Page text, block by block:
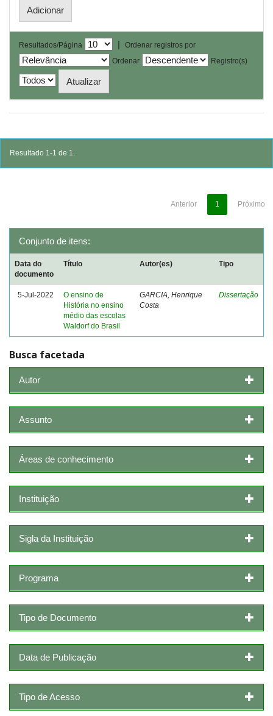
Resultados/Página |
Ordenar registros por
Ordenar
Registro(s)
Resultado 1-1 de 1.
Anterior 1 Próximo
Conjunto de itens:
Data do
documento
Título Autor(es) Tipo
5-Jul-2022
O ensino de
História no ensino
médio das escolas
Waldorf do Brasil
GARCIA, Henrique
Costa
Dissertação
Busca facetada
Autor
Assunto
Áreas de conhecimento
Instituição
Sigla da Instituição
Programa
Tipo de Documento
Data de Publicação
Tipo de Acesso